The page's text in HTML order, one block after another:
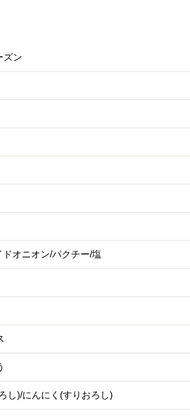
ズン
オニオン/パクチー/塩
し)/にんにく(すりおろし)